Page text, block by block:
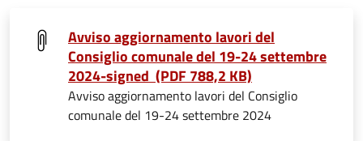
Avviso aggiornamento lavori del
Consiglio comunale del 19-24 settembre
2024-signed (PDF 788,2 KB)
Avviso aggiornamento lavori del Consiglio
comunale del 19-24 settembre 2024